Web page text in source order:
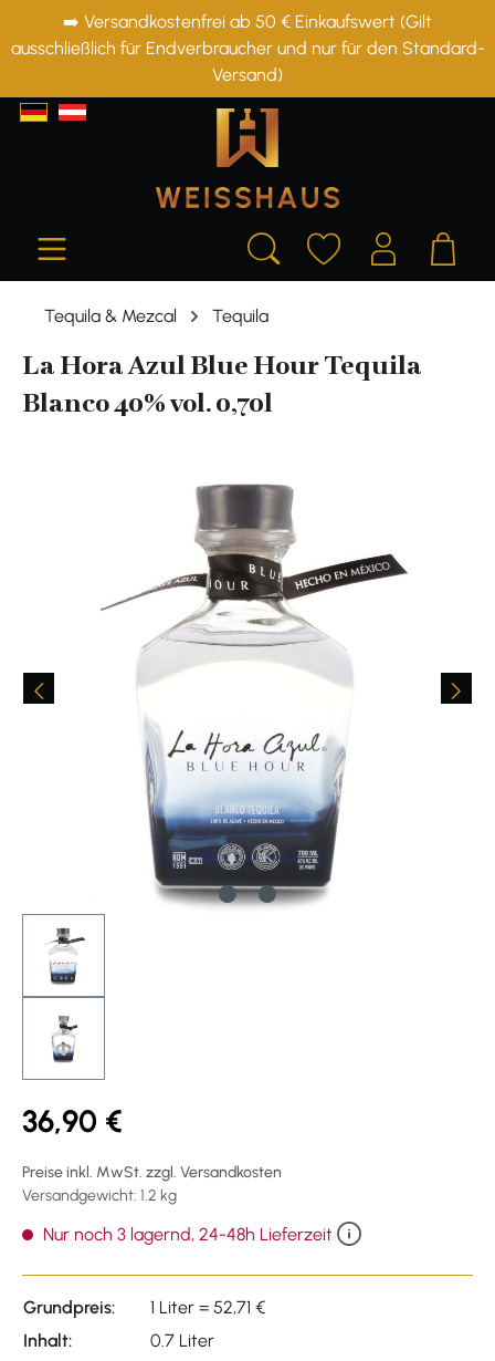
springen
➡️ Versandkostenfrei ab 50 € Einkaufswert (Gilt
ausschließlich für Endverbraucher und nur für den Standard-
Versand)
Tequila & Mezcal Tequila
La Hora Azul Blue Hour Tequila
Blanco 40% vol. 0,70l
36,90 €
Preise inkl. MwSt. zzgl. Versandkosten
Versandgewicht: 1.2 kg
Nur noch 3 lagernd, 24-48h Lieferzeit
Grundpreis:
1 Liter = 52,71 €
Inhalt:
0.7 Liter